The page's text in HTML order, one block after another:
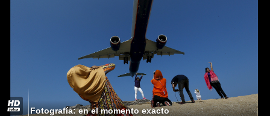
Fotografía: en el momento exacto